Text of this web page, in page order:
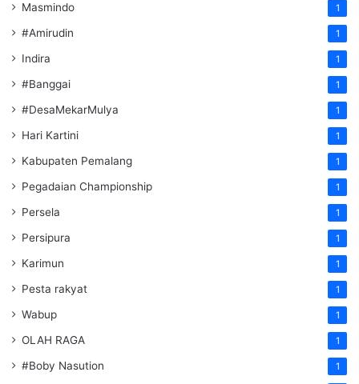
Masmindo 1
#Amirudin 1
Indira 1
#Banggai 1
#DesaMekarMulya 1
Hari Kartini 1
Kabupaten Pemalang 1
Pegadaian Championship 1
Persela 1
Persipura 1
Karimun 1
Pesta rakyat 1
Wabup 1
OLAH RAGA 1
#Boby Nasution 1